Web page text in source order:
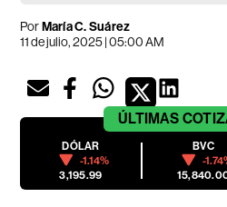
PorMaría C. Suárez
11 de julio, 2025 | 05:00 AM
ÚLTIMAS
DÓLAR
-1.14%
3,195.99
BVC
-